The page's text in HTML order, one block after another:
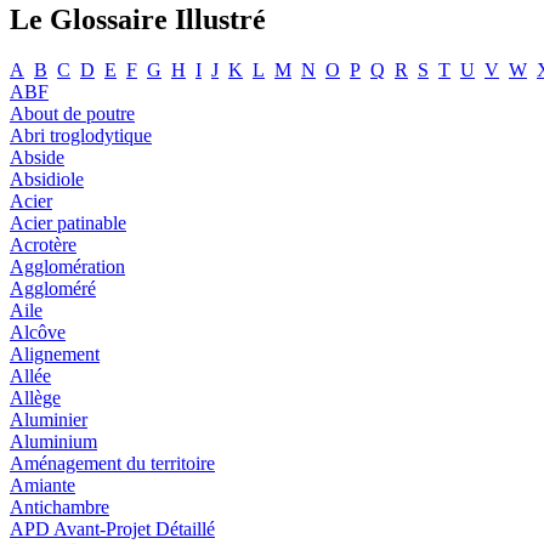
Le Glossaire Illustré
A B C D E F G H I J K L M N O P Q R S T U V W
ABF
About de poutre
Abri troglodytique
Abside
Absidiole
Acier
Acier patinable
Acrotère
Agglomération
Aggloméré
Aile
Alcôve
Alignement
Allée
Allège
Aluminier
Aluminium
Aménagement du territoire
Amiante
Antichambre
APD Avant-Projet Détaillé